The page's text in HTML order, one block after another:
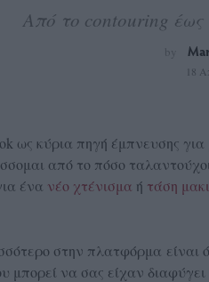
Από το contouring έως
by
18
ως κύρια πηγή έμπνευσης
από το πόσο ταλαντούχοι
ένα νέο χτένισμα ή τάση
στην πλατφόρμα είναι
μπορεί να σας είχαν